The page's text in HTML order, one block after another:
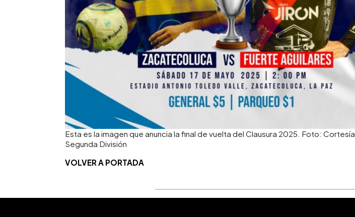
Esta es la imagen que anuncia la final de vuelta del Clausura 2025. Foto: Cortesía
Segunda División
VOLVER A PORTADA